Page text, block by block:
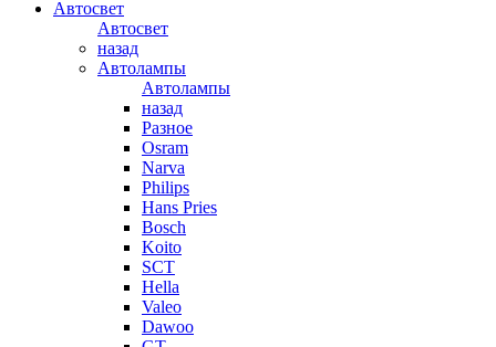
Автосвет
Автосвет
назад
Автолампы
Автолампы
назад
Разное
Osram
Narva
Philips
Hans Pries
Bosch
Koito
SCT
Hella
Valeo
Dawoo